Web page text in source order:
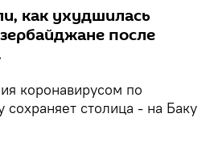
как ухудшилась
после
коронавирусом по
столица - на Баку